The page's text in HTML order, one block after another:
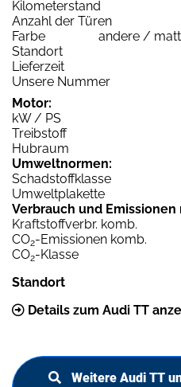
Kilometerstand
Anzahl der Türen
Farbe
andere /
Standort
Lieferzeit
Unsere Nummer
Motor:
kW / PS
Treibstoff
Hubraum
Umweltnormen:
Schadstoffklasse
Umweltplakette
Verbrauch und Emissionen
Kraftstoffverbr. komb.
CO2-Emissionen komb.
CO2-Klasse
Standort
Details zum Audi TT
Weitere Audi TT